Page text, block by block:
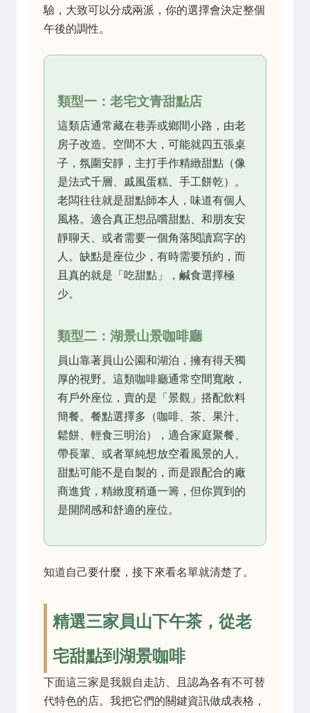
驗，大致可以分成兩派，你的選擇會決定整個
午後的調性。
類型一：老宅文青甜點店
這類店通常藏在巷弄或鄉間小路，由老
房子改造。空間不大，可能就四五張桌
子，氛圍安靜，主打手作精緻甜點（像
是法式千層、戚風蛋糕、手工餅乾）。
老闆往往就是甜點師本人，味道有個人
風格。適合真正想品嚐甜點、和朋友安
靜聊天、或者需要一個角落閱讀寫字的
人。缺點是座位少，有時需要預約，而
且真的就是「吃甜點」，鹹食選擇極
少。
類型二：湖景山景咖啡廳
員山靠著員山公園和湖泊，擁有得天獨
厚的視野。這類咖啡廳通常空間寬敞，
有戶外座位，賣的是「景觀」搭配飲料
簡餐。餐點選擇多（咖啡、茶、果汁、
鬆餅、輕食三明治），適合家庭聚餐、
帶長輩、或者單純想放空看風景的人。
甜點可能不是自製的，而是跟配合的廠
商進貨，精緻度稍遜一籌，但你買到的
是開闊感和舒適的座位。
知道自己要什麼，接下來看名單就清楚了。
精選三家員山下午茶，從老
宅甜點到湖景咖啡
下面這三家是我親自走訪、且認為各有不可替
代特色的店。我把它們的關鍵資訊做成表格，